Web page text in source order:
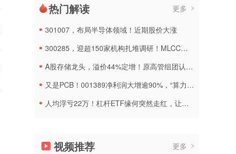
热门解读 更多
301007，布局半导体领域！近期股价大涨
300285，迎超150家机构扎堆调研！MLCC概念热度再燃
A股存储龙头，溢价44%定增！原高管组团认购！
又是PCB！001389净利润大增逾90%，“算力领域需求强劲”！
人均浮亏22万！杠杆ETF缘何突然走红，让韩国70万散户深陷泥潭？
视频推荐 更多